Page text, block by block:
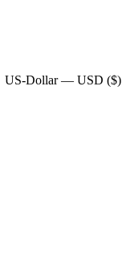
US-Dollar — USD ($)